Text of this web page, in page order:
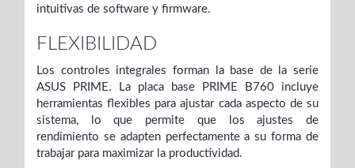
intuitivas de software y firmware.
FLEXIBILIDAD
Los controles integrales forman la base de la serie
ASUS PRIME. La placa base PRIME B760 incluye
herramientas flexibles para ajustar cada aspecto de su
sistema, lo que permite que los ajustes de
rendimiento se adapten perfectamente a su forma de
trabajar para maximizar la productividad.